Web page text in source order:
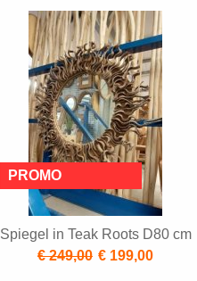
Spiegel in Teak Roots D80 cm
€ 249,00 € 199,00